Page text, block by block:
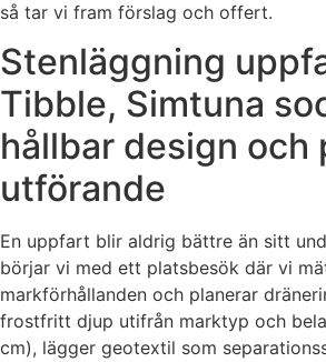
så tar vi fram förslag och offert.
Stenläggning
Tibble, Simtuna
hållbar design och
utförande
En uppfart blir aldrig bättre än sitt
börjar vi med ett platsbesök där vi
markförhållanden och planerar
frostfritt djup utifrån marktyp och
cm), lägger geotextil som